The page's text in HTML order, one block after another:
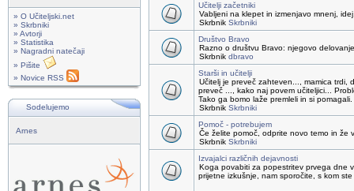
» O Učiteljski.net
» Skrbniki
» Avtorji
» Statistika
» Nagradni natečaji
» Pišite
» Novice RSS
Sodelujemo
Arnes
Učitelji začetniki
Vabljeni na klepet in izmenjavo mnenj,
Skrbnik Skrbniki
Društvo Bravo
Razno o društvu Bravo: njegovo
Skrbnik dbravo
Starši in učitelji
Učitelj je preveč zahteven..., mamica
preveč ..., kako naj povem učiteljici...
Tako ga bomo laže premleli in si pomagali.
Skrbnik Skrbniki
Pomoč - potrebujem
Če želite pomoč, odprite novo temo in že
Skrbnik Skrbniki
Izvajalci različnih dejavnosti
Koga povabiti za popestritev prvega dne
prijetne izkušnje, nam sporočite, s kom